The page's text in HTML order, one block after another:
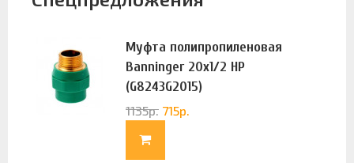
Муфта полипропиленовая
Banninger 20х1/2 НР
(G8243G2015)
1135р. 715р.